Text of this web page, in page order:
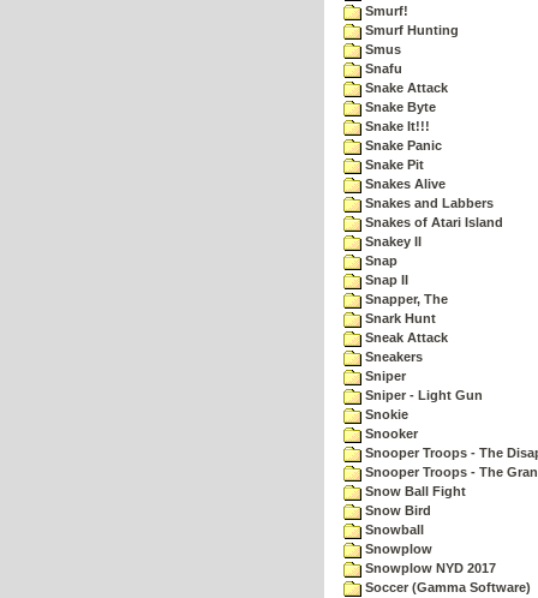
Smurf!
Smurf Hunting
Smus
Snafu
Snake Attack
Snake Byte
Snake It!!!
Snake Panic
Snake Pit
Snakes Alive
Snakes and Labbers
Snakes of Atari Island
Snakey II
Snap
Snap II
Snapper, The
Snark Hunt
Sneak Attack
Sneakers
Sniper
Sniper - Light Gun
Snokie
Snooker
Snooper Troops - The
Snooper Troops - The
Snow Ball Fight
Snow Bird
Snowball
Snowplow
Snowplow NYD 2017
Soccer (Gamma Software)